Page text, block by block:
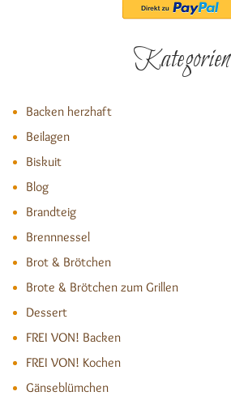
Kategorien
Backen herzhaft
Beilagen
Biskuit
Blog
Brandteig
Brennnessel
Brot & Brötchen
Brote & Brötchen zum Grillen
Dessert
FREI VON! Backen
FREI VON! Kochen
Gänseblümchen